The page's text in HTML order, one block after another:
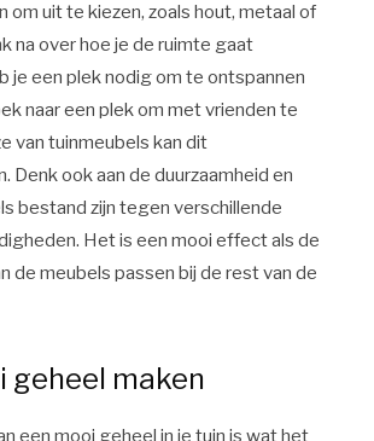
om uit te kiezen, zoals hout, metaal of
na over hoe je de ruimte gaat
je een plek nodig om te ontspannen
naar een plek om met vrienden te
van tuinmeubels kan dit
Denk ook aan de duurzaamheid en
bestand zijn tegen verschillende
Het is een mooi effect als de
de meubels passen bij de rest van de
geheel maken
een mooi geheel in je tuin is wat het